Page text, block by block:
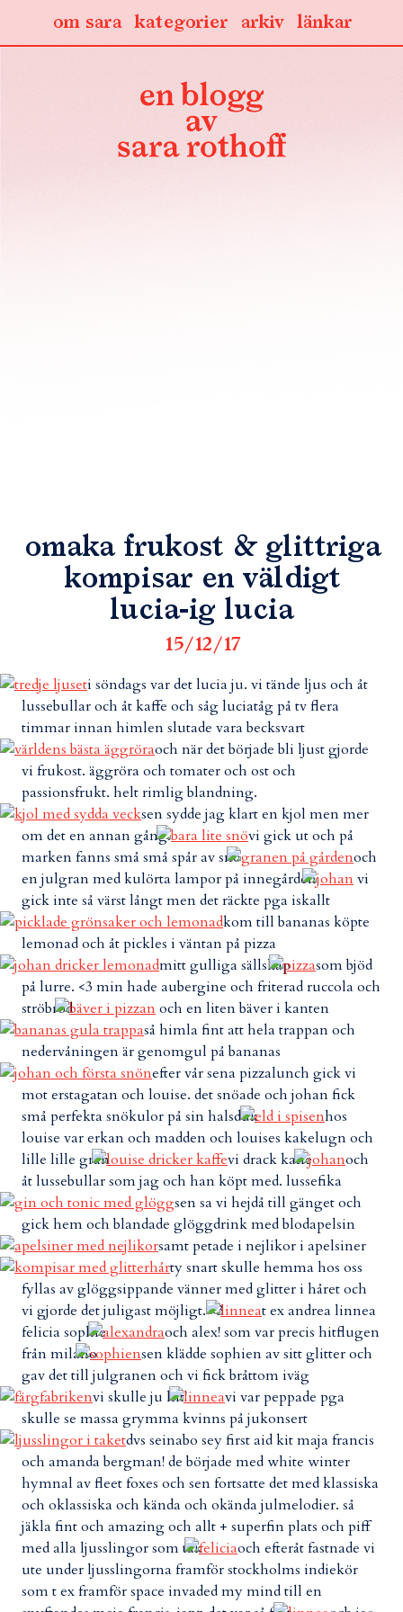
länkar
arkiv
kategorier
om sara
omaka frukost & glittriga
kompisar en väldigt
lucia-ig lucia
15/12/17
i söndags var det lucia ju. vi tände ljus och åt
lussebullar och åt kaffe och såg luciatåg på tv flera
timmar innan himlen slutade vara becksvart
och när det började bli ljust gjorde
vi frukost. äggröra och tomater och ost och
passionsfrukt. helt rimlig blandning.
sen sydde jag klart en kjol men mer
om det en annan gång.
vi gick ut och på
marken fanns små små spår av snö
och
en julgran med kulörta lampor på innegården
vi
gick inte så värst långt men det räckte pga iskallt
kom till bananas köpte
lemonad och åt pickles i väntan på pizza
mitt gulliga sällskap
som bjöd
på lurre. <3 min hade aubergine och friterad ruccola och
ströbröd
och en liten bäver i kanten
så himla fint att hela trappan och
nedervåningen är genomgul på bananas
efter vår sena pizzalunch gick vi
mot erstagatan och louise. det snöade och johan fick
små perfekta snökulor på sin halsduk
hos
louise var erkan och madden och louises kakelugn och
lille lille gran
vi drack kaffe
och
åt lussebullar som jag och han köpt med. lussefika
sen sa vi hejdå till gänget och
gick hem och blandade glöggdrink med blodapelsin
samt petade i nejlikor i apelsiner
ty snart skulle hemma hos oss
fyllas av glöggsippande vänner med glitter i håret och
vi gjorde det juligast möjligt. <3
t ex andrea linnea
felicia sophie
och alex! som var precis hitflugen
från milano
sen klädde sophien av sitt glitter och
gav det till julgranen och vi fick bråttom iväg
vi skulle ju hit!
vi var peppade pga
skulle se massa grymma kvinns på jukonsert
dvs seinabo sey first aid kit maja francis
och amanda bergman! de började med white winter
hymnal av fleet foxes och sen fortsatte det med klassiska
och oklassiska och kända och okända julmelodier. så
jäkla fint och amazing och allt + superfin plats och piff
med alla ljusslingor som tak
och efteråt fastnade vi
ute under ljusslingorna framför stockholms indiekör
som t ex framför space invaded my mind till en